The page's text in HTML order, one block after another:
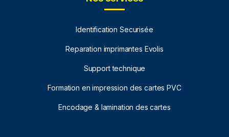
Identification Securisée
Reparation imprimantes Evolis
Support technique
Formation en impression des cartes PVC
Encodage & lamination des cartes